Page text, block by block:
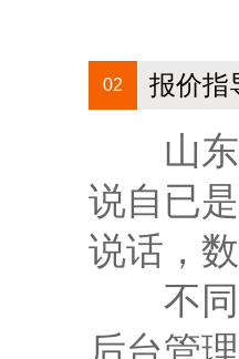
02 报价指
山东、
说自已
说话，
不同的
后台管